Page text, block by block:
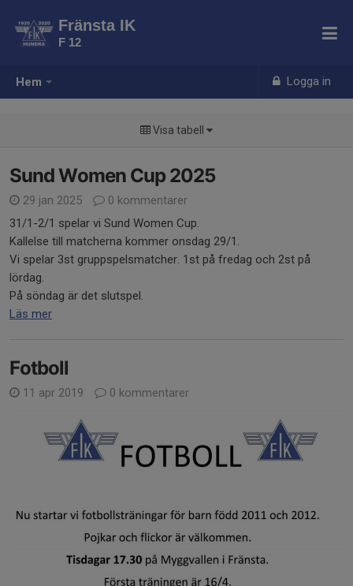
Hem Logga in
Fränsta IK
F 12
Visa tabell
Sund Women Cup 2025
29 jan 2025
0 kommentarer
31/1-2/1 spelar vi Sund Women Cup.
Kallelse till matcherna kommer onsdag 29/1.
Vi spelar 3st gruppspelsmatcher. 1st på fredag och 2st på
lördag.
På söndag är det slutspel.
Läs mer
Fotboll
11 apr 2019 0 kommentarer